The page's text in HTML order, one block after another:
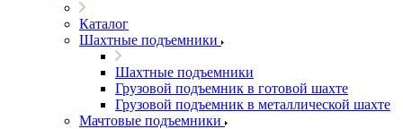
Каталог
Шахтные подъемники
Шахтные подъемники
Грузовой подъемник в готовой шахте
Грузовой подъемник в металлической шахте
Мачтовые подъемники